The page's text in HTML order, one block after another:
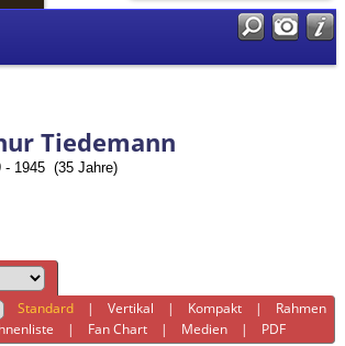
Tiedemann
- 1945 (35 Jahre)
Standard |Vertikal | Kompakt | Rahmen
| Fan Chart | Medien | PDF